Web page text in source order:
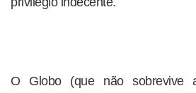
O Globo (que não sobrevive